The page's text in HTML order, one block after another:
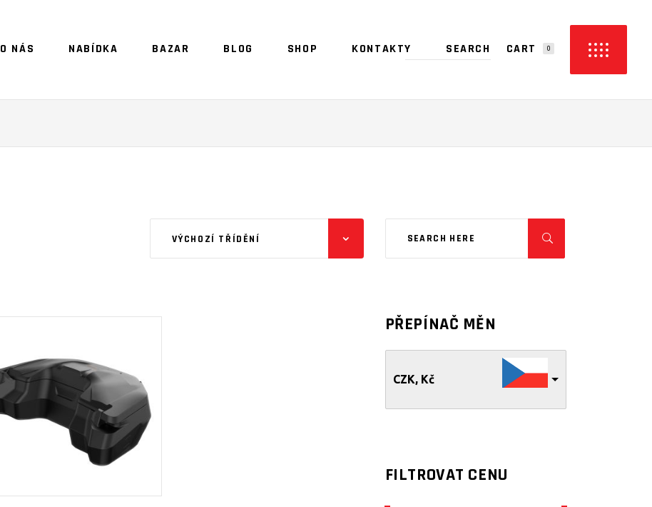
O NÁS NABÍDKA BAZAR BLOG SHOP KONTAKTY CART 0
NO PRODUCTS IN THE CART.
VÝCHOZÍ TŘÍDĚNÍ
PŘIDAT DO
KOŠÍKU
PŘEPÍNAČ MĚN
CZK, Kč
FILTROVAT CENU